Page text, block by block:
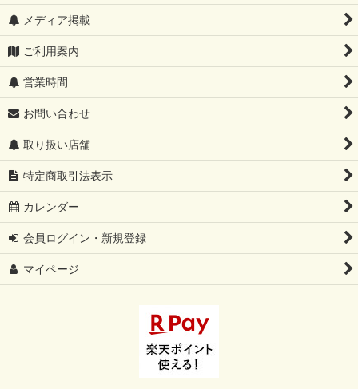
メディア掲載
ご利用案内
営業時間
お問い合わせ
取り扱い店舗
特定商取引法表示
カレンダー
会員ログイン・新規登録
マイページ